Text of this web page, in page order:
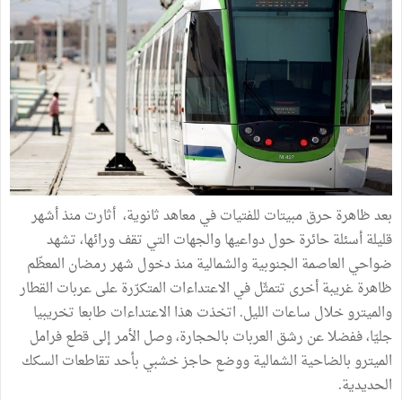
بعد ظاهرة حرق مبيتات للفتيات في معاهد ثانوية، أثارت منذ أشهر
قليلة أسئلة حائرة حول دواعيها والجهات التي تقف ورائها، تشهد
ضواحي العاصمة الجنوبية والشمالية منذ دخول شهر رمضان المعظّم
ظاهرة غريبة أخرى تتمثّل في الاعتداءات المتكرّرة على عربات القطار
والميترو خلال ساعات الليل. اتخذت هذا الاعتداءات طابعا تخريبيا
جليّا، ففضلا عن رشق العربات بالحجارة، وصل الأمر إلى قطع فرامل
الميترو بالضاحية الشمالية ووضع حاجز خشبي بأحد تقاطعات السكك
الحديدية.